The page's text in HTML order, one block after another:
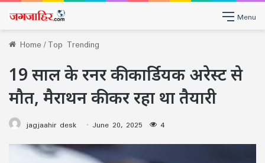
Menu
Home/Top Trending
19 साल के रनर की कार्डियक अरेस्ट से
मौत, मैराथन की कर रहा था तैयारी
jagjaahir desk June 20, 2025 4